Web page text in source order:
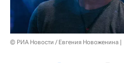
© РИА Новости / Евгения Новоженина